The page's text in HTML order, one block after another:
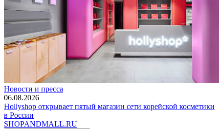
Новости и пресса
06.08.2026
Hollyshop открывает пятый магазин сети корейской косметики
в России
SHOPANDMALL.RU